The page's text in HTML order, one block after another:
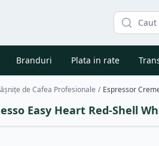
Branduri Plata in rate
de Cafea Profesionale / Espressor
Easy Heart Red-Shell